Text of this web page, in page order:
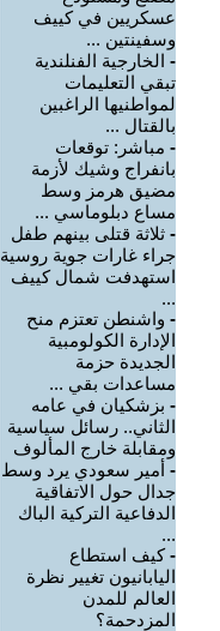
عسكريين في كييف
وسفينتين ...
- الخارجية الفنلندية
تبقي التعليمات
لمواطنيها الراغبين
بالقتال ...
- مباشر: توقعات
بانفراج وشيك لأزمة
مضيق هرمز وسط
مساع دبلوماسي ...
- ثلاثة قتلى بينهم طفل
جراء غارات جوية روسية
استهدفت شمال كييف
...
- واشنطن تعتزم منح
الإدارة الكولومبية
الجديدة حزمة
مساعدات بقي ...
- بزشكيان في عامه
الثاني.. رسائل سياسية
ومقابلة خارج المألوف
- أمير سعودي يرد وسط
جدال حول الاتفاقية
الدفاعية التركية الباك
...
-كيف استطاع
اليابانيون تغيير نظرة
العالم للمدن
المزدحمة؟